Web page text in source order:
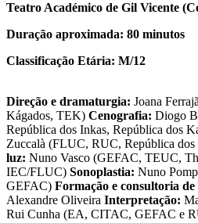
Teatro Académico de Gil Vicente
Duração aproximada: 80 minutos
Classificação Etária: M/12
Direção e dramaturgia: Joana
Kágados, TEK) Cenografia: Diogo
República dos Inkas, República dos
Zuccalà (FLUC, RUC, República
luz: Nuno Vasco (GEFAC, TEUC,
IEC/FLUC) Sonoplastia: Nuno
GEFAC) Formação e consultoria
Alexandre Oliveira Interpretação:
Rui Cunha (EA, CITAC, GEFAC e